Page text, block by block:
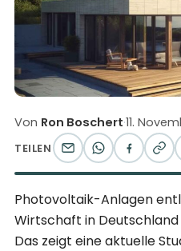
Von Ron Boschert·11.
TEILEN
Photovoltaik-Anlagen
Wirtschaft in
Das zeigt eine aktuelle